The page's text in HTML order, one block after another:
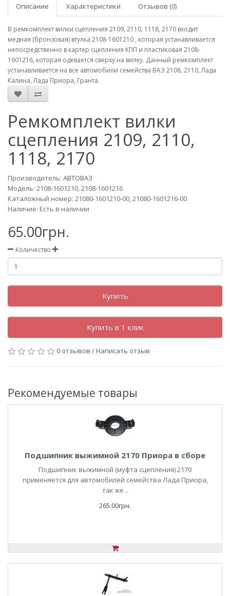
Описание Характеристики Отзывов (0)
В ремкомплект вилки сцепления 2109, 2110, 1118, 2170 входит
медная (бронзовая) втулка 2108-1601210 , которая устанавливается
непосредственно в картер сцепления КПП и пластиковая 2108-
1601216, которая одевается сверху на вилку. Данный ремкомплект
устанавливается на все автомобили семейства ВАЗ 2108, 2110, Лада
Калина, Лада Приора, Гранта.
Ремкомплект вилки
сцепления 2109, 2110,
1118, 2170
Производитель: АВТОВАЗ
Модель: 2108-1601210, 2108-1601216
Каталожный номер: 21080-1601210-00, 21080-1601216-00
Наличие: Есть в наличии
65.00грн.
Количество
Купить
Купить в 1 клик
0 отзывов /Написать отзыв
Рекомендуемые товары
Подшипник выжимной 2170 Приора в сборе
Подшипник выжимной (муфта сцепления) 2170
применяется для автомобилей семейства Лада Приора,
так же ..
265.00грн.